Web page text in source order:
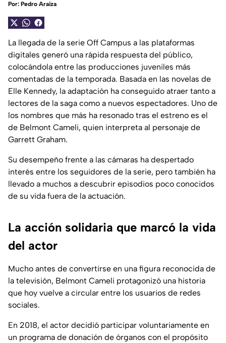
Por: Pedro Araiza
La llegada de la serie Off Campus a las plataformas
digitales generó una rápida respuesta del público,
colocándola entre las producciones juveniles más
comentadas de la temporada. Basada en las novelas de
Elle Kennedy, la adaptación ha conseguido atraer tanto a
lectores de la saga como a nuevos espectadores. Uno de
los nombres que más ha resonado tras el estreno es el
de Belmont Cameli, quien interpreta al personaje de
Garrett Graham.
Su desempeño frente a las cámaras ha despertado
interés entre los seguidores de la serie, pero también ha
llevado a muchos a descubrir episodios poco conocidos
de su vida fuera de la actuación.
La acción solidaria que marcó la vida
del actor
Mucho antes de convertirse en una figura reconocida de
la televisión, Belmont Cameli protagonizó una historia
que hoy vuelve a circular entre los usuarios de redes
sociales.
En 2018, el actor decidió participar voluntariamente en
un programa de donación de órganos con el propósito